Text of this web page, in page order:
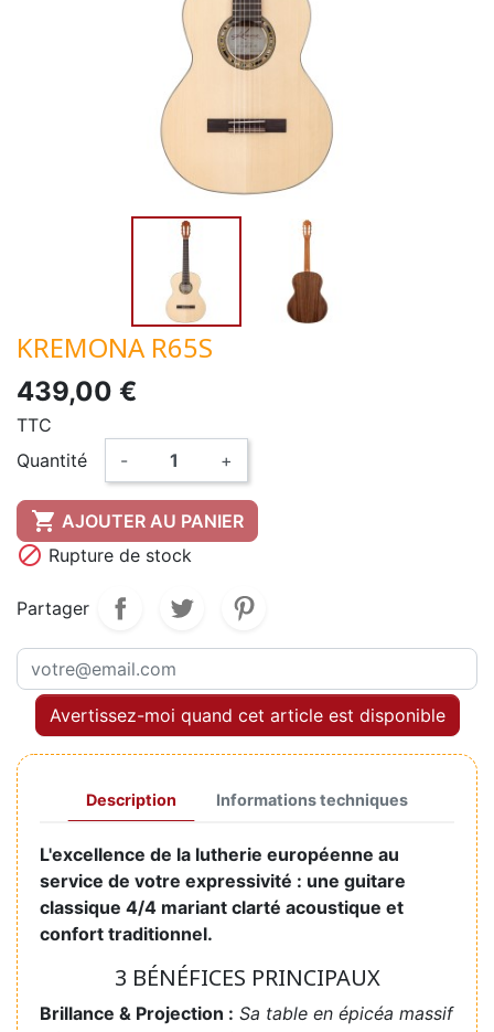
KREMONA R65S
439,00 €
TTC
Quantité
- +
 AJOUTER AU PANIER
 Rupture de stock
Partager
Avertissez-moi quand cet article est disponible
Description Informations techniques
L'excellence de la lutherie européenne au
service de votre expressivité : une guitare
classique 4/4 mariant clarté acoustique et
confort traditionnel.
3 BÉNÉFICES PRINCIPAUX
Brillance & Projection : Sa table en épicéa massif